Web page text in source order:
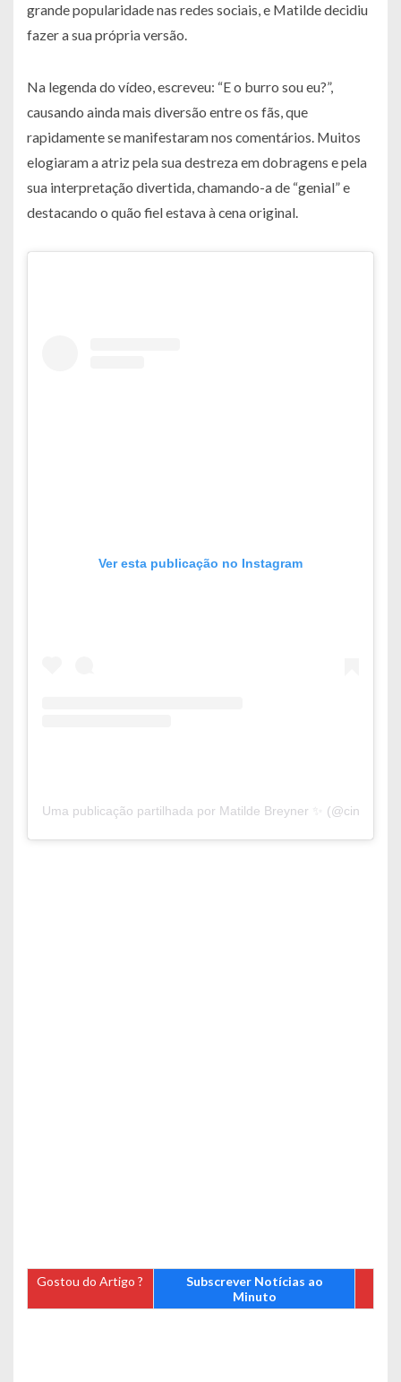
grande popularidade nas redes sociais, e Matilde decidiu
fazer a sua própria versão.
Na legenda do vídeo, escreveu: “E o burro sou eu?”,
causando ainda mais diversão entre os fãs, que
rapidamente se manifestaram nos comentários. Muitos
elogiaram a atriz pela sua destreza em dobragens e pela
sua interpretação divertida, chamando-a de “genial” e
destacando o quão fiel estava à cena original.
Ver esta publicação no Instagram
Uma publicação partilhada por Matilde Breyner ✨
Gostou do Artigo ?
Subscrever Notícias ao
Minuto